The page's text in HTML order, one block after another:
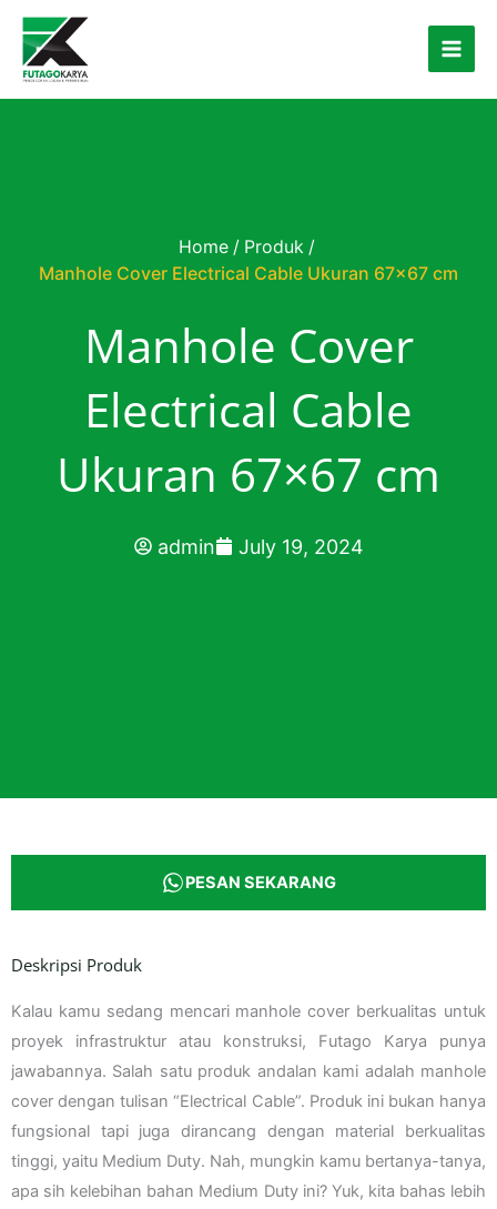
Skip to content
Home / Produk /
Manhole Cover Electrical Cable Ukuran 67×67 cm
Manhole Cover
Electrical Cable
Ukuran 67×67 cm
admin July 19, 2024
PESAN SEKARANG
Deskripsi Produk
Kalau kamu sedang mencari manhole cover berkualitas untuk
proyek infrastruktur atau konstruksi, Futago Karya punya
jawabannya. Salah satu produk andalan kami adalah manhole
cover dengan tulisan “Electrical Cable”. Produk ini bukan hanya
fungsional tapi juga dirancang dengan material berkualitas
tinggi, yaitu Medium Duty. Nah, mungkin kamu bertanya-tanya,
apa sih kelebihan bahan Medium Duty ini? Yuk, kita bahas lebih